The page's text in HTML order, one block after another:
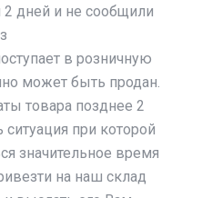
2 дней и не сообщили
в розничную
может быть продан.
товара позднее 2
при которой
значительное время
на наш склад